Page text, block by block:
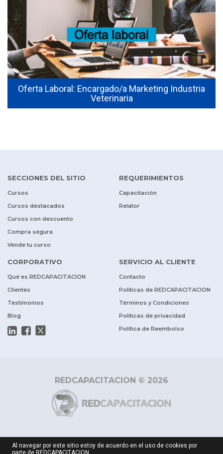
Oferta Laboral: Encargado/a Marketing Industria
Veterinaria
SECCIONES DEL SITIO
Cursos
Cursos destacados
Cursos con descuento
Compra segura
Vende tu curso
REQUERIMIENTOS
Capacitación
Relator
CORPORATIVO
Qué es REDCAPACITACION
Clientes
Testimonios
Blog
SERVICIO AL CLIENTE
Contacto
Políticas de REDCAPACITACION
Términos y Condiciones
Políticas de privacidad
Política de Reembolso
REDCAPACITACION © 2026
Al navegar por este sitio estoy de acuerdo en el uso de cookies por
parte de REDCAPACITACION